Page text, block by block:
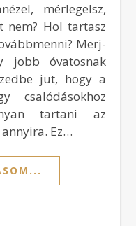
mérlegelsz,
nem? Hol tartasz
Merj-
jobb óvatosnak
jut, hogy a
csalódásokhoz
tartani az
Ez…